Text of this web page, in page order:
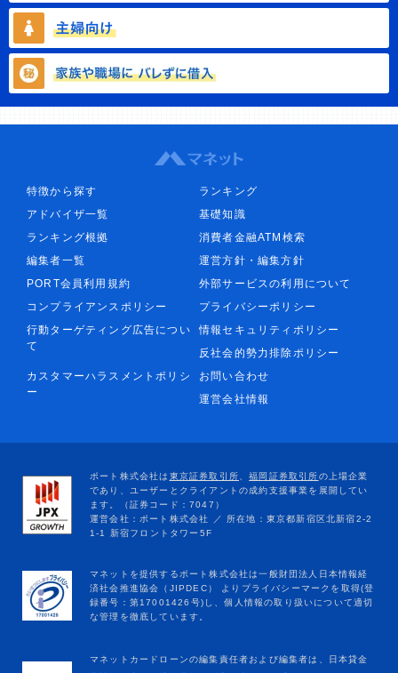
特徴から探す
ランキング
アドバイザ一覧
基礎知識
ランキング根拠
消費者金融ATM検索
編集者一覧
運営方針・編集方針
PORT会員利用規約
外部サービスの利用について
コンプライアンスポリシー
プライバシーポリシー
行動ターゲティング広告につい
て
情報セキュリティポリシー
反社会的勢力排除ポリシー
カスタマーハラスメントポリシ
ー
お問い合わせ
運営会社情報
マネットカードローンの編集責任者および編集者は、日本貸金